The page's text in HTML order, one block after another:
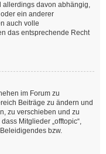
allerdings davon abhängig,
ein anderer
auch volle
das entsprechende Recht
im Forum zu
Beiträge zu ändern und
zu verschieben und zu
Mitglieder „offtopic“,
bzw.